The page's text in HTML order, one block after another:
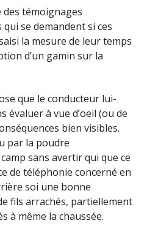
des témoignages
se demandent si ces
la mesure de leur temps
d’un gamin sur la
que le conducteur lui-
évaluer à vue d’oeil (ou de
bien visibles.
par la poudre
sans avertir qui que ce
de téléphonie concerné en
soi une bonne
fils arrachés, partiellement
à même la chaussée.